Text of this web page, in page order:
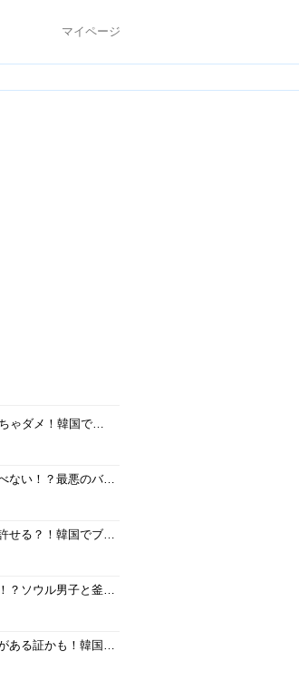
マイページ
19歳以下は見ちゃダメ！韓国で紹介された19禁心理テストまとめ♡
極端すぎて選べない！？最悪のバランスゲーム9問！【恋愛編】
あなたはこれ許せる？！韓国でブームになっている「〇〇論争」まとめ♪
こんなに違う！？ソウル男子と釜山男子の性格&恋愛感を比較！
あなたに興味がある証かも！韓国男子が好きな女子にするカトクの内容って？